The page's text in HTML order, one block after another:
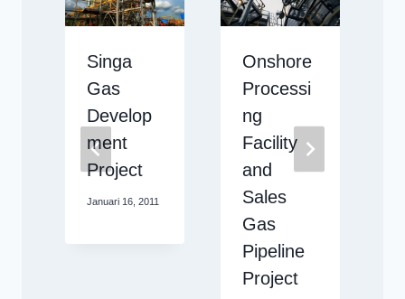
Singa
Gas
Develop
ment
Project
Januari 16, 2011
Onshore
Processi
ng
Facility
and
Sales
Gas
Pipeline
Project